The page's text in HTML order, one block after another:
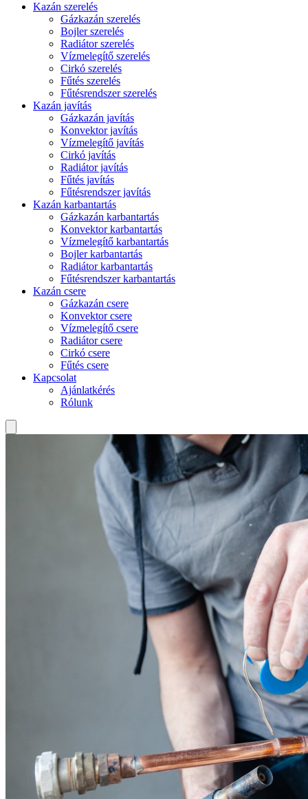
Kazán szerelés
Gázkazán szerelés
Bojler szerelés
Radiátor szerelés
Vízmelegítő szerelés
Cirkó szerelés
Fűtés szerelés
Fűtésrendszer szerelés
Kazán javítás
Gázkazán javítás
Konvektor javítás
Vízmelegítő javítás
Cirkó javítás
Radiátor javítás
Fűtés javítás
Fűtésrendszer javítás
Kazán karbantartás
Gázkazán karbantartás
Konvektor karbantartás
Vízmelegítő karbantartás
Bojler karbantartás
Radiátor karbantartás
Fűtésrendszer karbantartás
Kazán csere
Gázkazán csere
Konvektor csere
Vízmelegítő csere
Radiátor csere
Cirkó csere
Fűtés csere
Kapcsolat
Ajánlatkérés
Rólunk